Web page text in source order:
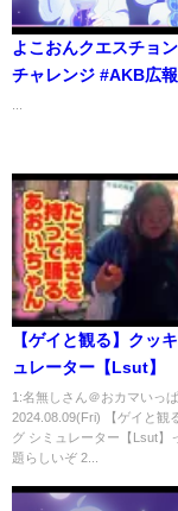
よこおんクエスチョ
チャレンジ #AKB広報
【ゲイと観る】クッ
ュレーター【Lsut】
1:名無しさん＠おカマいっ
2024.08.09(Fri) 【ゲイと観
グ シミュレーター【Lsut】
題らしいぞ 2...